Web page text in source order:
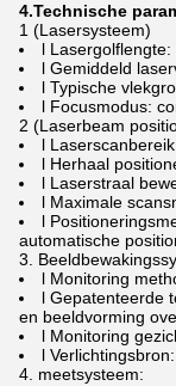
4.Technische
1 (Lasersysteem)
l Lasergolflengte:
l Gemiddeld
l Typische
l Focusmodus:
2 (Laserbeam
l
l Herhaal
l Laserstraal
l Maximale
l
automatische
3.
l Monitoring
l Gepatenteerde
en beeldvorming
l Monitoring
l
4. meetsysteem: